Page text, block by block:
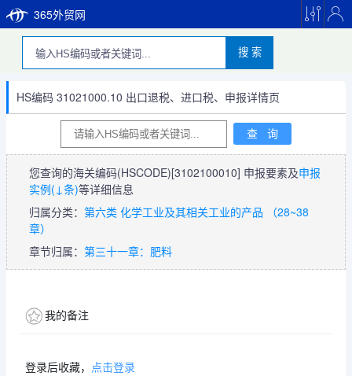
365外贸网
搜 索
HS编码 31021000.10 出口退税、进口税、申报详情页
您查询的海关编码(HSCODE)[3102100010] 申报要素及申报
实例(↓条)等详细信息
归属分类： 第六类 化学工业及其相关工业的产品 （28~38
章）
章节归属： 第三十一章：肥料
我的备注
登录后收藏， 点击登录